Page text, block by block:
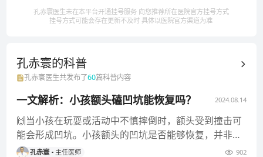
孔赤寰医生未在本平台开通挂号服务 向您推荐所在医院官方挂号方式
挂号方式可能会存在更新不及时 具体以医院官方渠道为准
孔赤寰的科普
孔赤寰医生共发布了60篇科普内容
一文解析：小孩额头磕凹坑能恢复吗？ 2024.08.14
🙌当小孩在玩耍或活动中不慎摔倒时，额头受到撞击可
能会形成凹坑。小孩额头的凹坑是否能够恢复，并非一
个简单的是与否的问题，
孔赤寰 主任医师 902